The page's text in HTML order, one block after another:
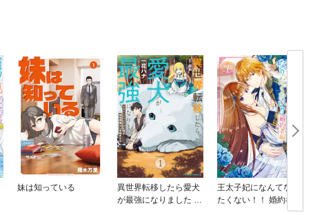
妹は知っている
異世界転移したら愛犬
が最強になりました ～
王太子妃になんてなり
たくない！！ 婚約者編